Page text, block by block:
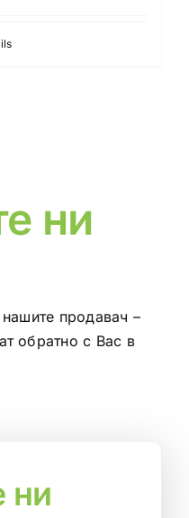
ни
нашите продавач –
обратно с Вас в
ни